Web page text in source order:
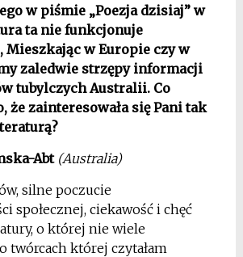
w piśmie „Poezja dzisiaj” w
ta nie funkcjonuje
Mieszkając w Europie czy w
zaledwie strzępy informacji
tubylczych Australii. Co
że zainteresowała się Pani tak
Abt (Australia)
silne poczucie
społecznej, ciekawość i chęć
o której nie wiele
twórcach której czytałam